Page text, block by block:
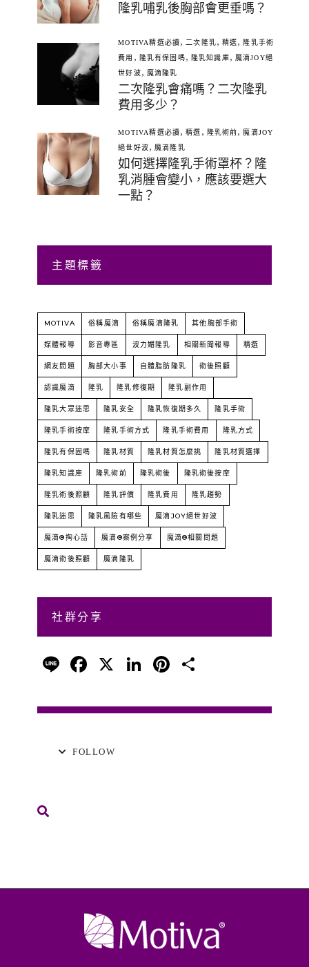
隆乳哺乳後胸部會更垂嗎？
MOTIVA精選必讀, 二次隆乳, 精選,隆乳手術
費用 , 隆乳有保固嗎, 隆乳知識庫, 魔滴JOY絕
世好波, 魔滴隆乳
二次隆乳會痛嗎？二次隆乳
費用多少？
MOTIVA精選必讀,精選 , 隆乳術前,魔滴JOY
絕世好波, 魔滴隆乳
如何選擇隆乳手術罩杯？隆
乳消腫會變小，應該要選大
一點？
主題標籤
MOTIVA 俗稱魔滴 俗稱魔滴隆乳 其他胸部手術
媒體報導 影音專區 波力媚隆乳 相關新聞報導 精選
網友問題 胸部大小事 自體脂肪隆乳 術後照顧
認識魔滴 隆乳 隆乳修復期 隆乳副作用
隆乳大眾迷思 隆乳安全 隆乳恢復期多久 隆乳手術
隆乳手術按摩 隆乳手術方式 隆乳手術費用 隆乳方式
隆乳有保固嗎 隆乳材質 隆乳材質怎麼挑 隆乳材質選擇
隆乳知識庫 隆乳術前 隆乳術後 隆乳術後按摩
隆乳術後照顧 隆乳評價 隆乳費用 隆乳趨勢
隆乳迷思 隆乳風險有哪些 魔滴JOY絕世好波
魔滴®掏心話 魔滴®案例分享 魔滴®相關問題
魔滴術後照顧 魔滴隆乳
社群分享
LineFacebook
X LinkedIn
Pinterest
FOLLOW